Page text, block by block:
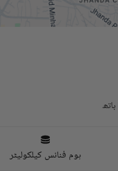
ہوم فنانس کیلکولیٹر